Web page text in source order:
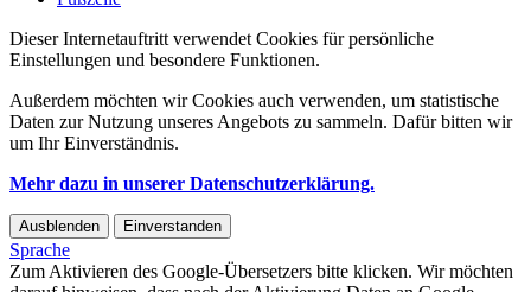
Dieser Internetauftritt verwendet Cookies für persönliche
Einstellungen und besondere Funktionen.
Außerdem möchten wir Cookies auch verwenden, um statistische
Daten zur Nutzung unseres Angebots zu sammeln. Dafür bitten wir
um Ihr Einverständnis.
Mehr dazu in unserer Datenschutzerklärung.
Ausblenden Einverstanden
Sprache
Zum Aktivieren des Google-Übersetzers bitte klicken. Wir möchten